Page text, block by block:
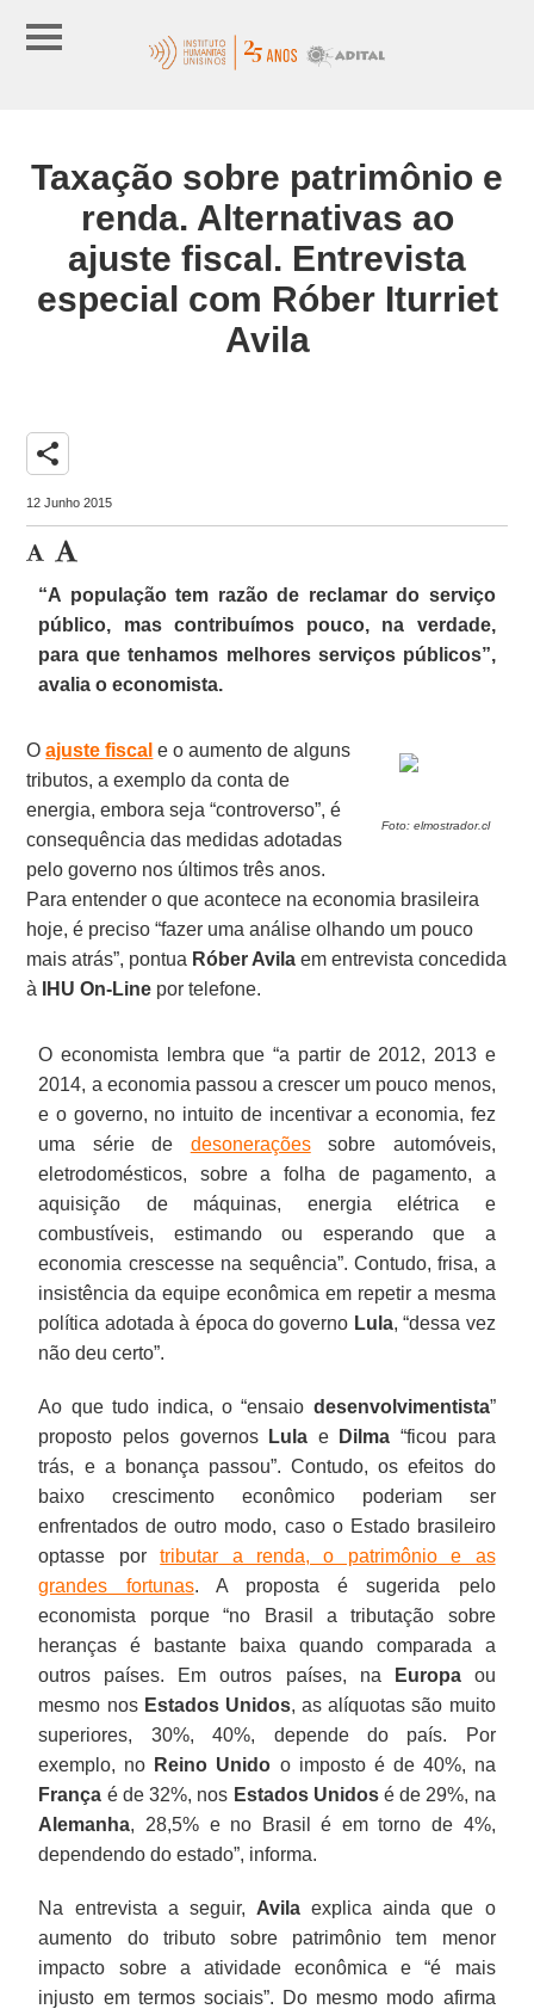
Taxação sobre patrimônio e
renda. Alternativas ao
ajuste fiscal. Entrevista
especial com Róber Iturriet
Avila
share
12 Junho 2015
“A população tem razão de reclamar do serviço
público, mas contribuímos pouco, na verdade,
para que tenhamos melhores serviços públicos”,
avalia o economista.
Foto: elmostrador.cl
Oajuste fiscal e o aumento de alguns
tributos, a exemplo da conta de
energia, embora seja “controverso”, é
consequência das medidas adotadas
pelo governo nos últimos três anos.
Para entender o que acontece na economia brasileira
hoje, é preciso “fazer uma análise olhando um pouco
mais atrás”, pontua Róber Avila em entrevista concedida
à
IHU On-Line por telefone.
O economista lembra que “a partir de 2012, 2013 e
2014, a economia passou a crescer um pouco menos,
e o governo, no intuito de incentivar a economia, fez
uma série de desoneraçõessobre automóveis,
eletrodomésticos, sobre a folha de pagamento, a
aquisição de máquinas, energia elétrica e
combustíveis, estimando ou esperando que a
economia crescesse na sequência”. Contudo, frisa, a
insistência da equipe econômica em repetir a mesma
política adotada à época do governo Lula, “dessa vez
não deu certo”.
Ao que tudo indica, o “ensaio desenvolvimentista”
proposto pelos governos
Lula e Dilma “ficou para
trás, e a bonança passou”. Contudo, os efeitos do
baixo crescimento econômico poderiam ser
enfrentados de outro modo, caso o Estado brasileiro
optasse portributar a renda, o patrimônio e as
grandes fortunas. A proposta é sugerida pelo
economista porque “no Brasil a tributação sobre
heranças é bastante baixa quando comparada a
outros países. Em outros países, na
Europaou
mesmo nos Estados Unidos, as alíquotas são muito
superiores, 30%, 40%, depende do país. Por
exemplo, no Reino Unido o imposto é de 40%, na
França é de 32%, nos Estados Unidosé de 29%, na
Alemanha, 28,5% e no Brasil é em torno de 4%,
dependendo do estado”, informa.
Na entrevista a seguir, Avila explica ainda que o
aumento do tributo sobre patrimônio tem menor
impacto sobre a atividade econômica e “é mais
injusto em termos sociais”. Do mesmo modo afirma